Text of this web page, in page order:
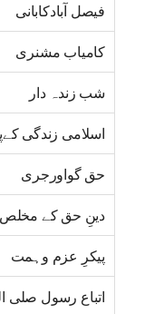
فیصل آبادکابانی
کامیاب مشنری
شب زندہ دار
اسلامی زندگی
حق گواورجری
دینِ حق کے مخلص
پیکرِ عزم وہمت
اتباع رسول صلی